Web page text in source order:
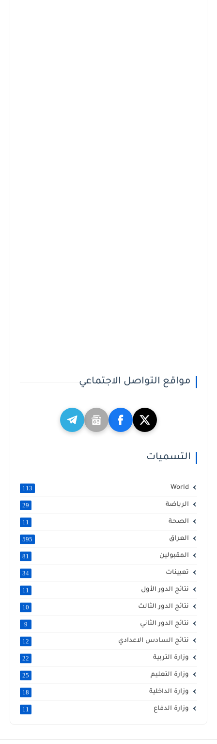
مواقع التواصل الاجتماعي
التسميات
World
113
الرياضة 29
الصحة 11
العراق 595
المقبولين 81
تعيينات 34
نتائج الدور الأول 11
نتائج الدور الثالث 10
نتائج الدور الثاني 9
نتائج السادس الاعدادي 12
وزارة التربية 22
وزارة التعليم 25
وزارة الداخلية 18
وزارة الدفاع 11